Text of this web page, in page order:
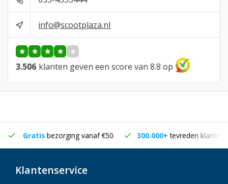
info@scootplaza.nl
3.506 klanten geven een score van 8.8 op
Gratis bezorging vanaf €50 300.000+tevreden klanten
Klantenservice